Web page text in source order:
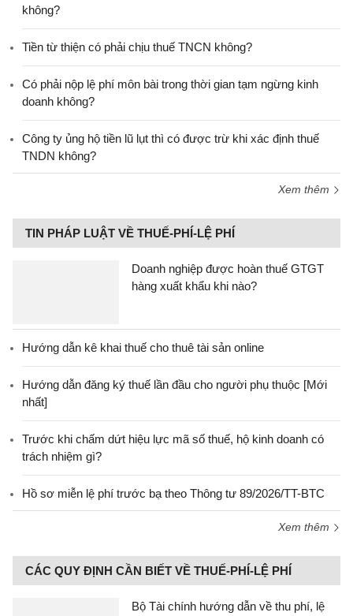
không?
Tiền từ thiện có phải chịu thuế TNCN không?
Có phải nộp lệ phí môn bài trong thời gian tạm ngừng kinh
doanh không?
Công ty ủng hộ tiền lũ lụt thì có được trừ khi xác định thuế
TNDN không?
Xem thêm
TIN PHÁP LUẬT VỀ THUẾ-PHÍ-LỆ PHÍ
Doanh nghiệp được hoàn thuế GTGT
hàng xuất khẩu khi nào?
Hướng dẫn kê khai thuế cho thuê tài sản online
Hướng dẫn đăng ký thuế lần đầu cho người phụ thuộc [Mới
nhất]
Trước khi chấm dứt hiệu lực mã số thuế, hộ kinh doanh có
trách nhiệm gì?
Hồ sơ miễn lệ phí trước bạ theo Thông tư 89/2026/TT-BTC
Xem thêm
CÁC QUY ĐỊNH CẦN BIẾT VỀ THUẾ-PHÍ-LỆ PHÍ
Bộ Tài chính hướng dẫn về thu phí, lệ